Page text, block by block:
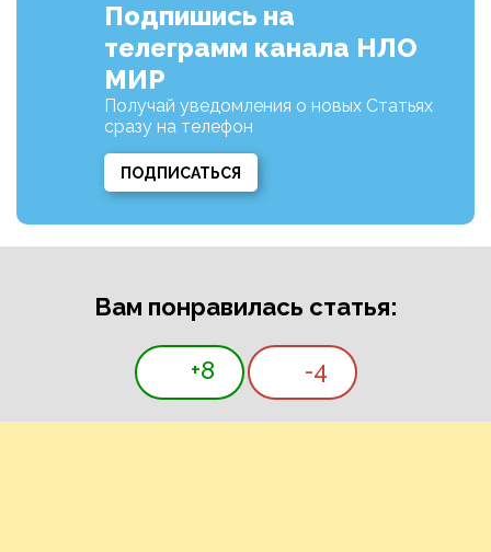
Подпишись на
телеграмм канала НЛО
МИР
Получай уведомления о новых Статьях
сразу на телефон
ПОДПИСАТЬСЯ
Вам понравилась статья:
+8 -4